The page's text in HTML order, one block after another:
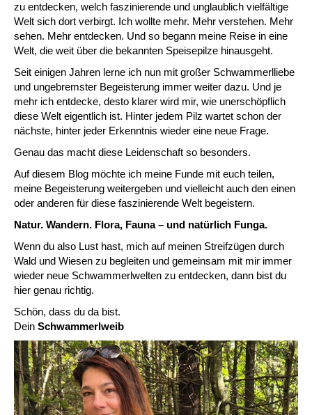
zu entdecken, welch faszinierende und unglaublich vielfältige
Welt sich dort verbirgt. Ich wollte mehr. Mehr verstehen. Mehr
sehen. Mehr entdecken. Und so begann meine Reise in eine
Welt, die weit über die bekannten Speisepilze hinausgeht.
Seit einigen Jahren lerne ich nun mit großer Schwammerlliebe
und ungebremster Begeisterung immer weiter dazu. Und je
mehr ich entdecke, desto klarer wird mir, wie unerschöpflich
diese Welt eigentlich ist. Hinter jedem Pilz wartet schon der
nächste, hinter jeder Erkenntnis wieder eine neue Frage.
Genau das macht diese Leidenschaft so besonders.
Auf diesem Blog möchte ich meine Funde mit euch teilen,
meine Begeisterung weitergeben und vielleicht auch den einen
oder anderen für diese faszinierende Welt begeistern.
Natur. Wandern. Flora, Fauna – und natürlich Funga.
Wenn du also Lust hast, mich auf meinen Streifzügen durch
Wald und Wiesen zu begleiten und gemeinsam mit mir immer
wieder neue Schwammerlwelten zu entdecken, dann bist du
hier genau richtig.
Schön, dass du da bist.
Dein Schwammerlweib